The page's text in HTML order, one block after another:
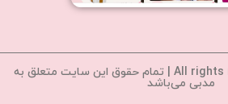
© 2024 مدبی. All rights reserved | تمام حقوق این سایت متعلق به
مدبی می‌باشد